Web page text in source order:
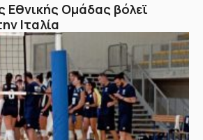
Εθνικής Ομάδας βόλεϊ
Ιταλία